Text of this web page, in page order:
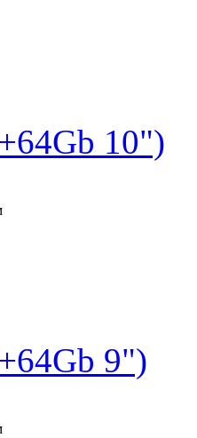
10")
9")